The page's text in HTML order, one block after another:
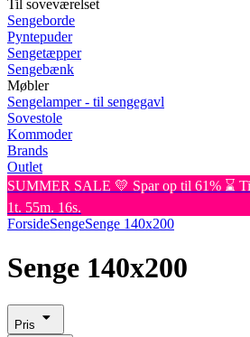
Til soveværelset
Sengeborde
Pyntepuder
Sengetæpper
Sengebænk
Møbler
Sengelamper - til sengegavl
Sovestole
Kommoder
Brands
Outlet
SUMMER SALE 💛 Spar op til 61% ⌛
1t. 55m. 16s.
ForsideSengeSenge 140x200
Senge 140x200
Pris